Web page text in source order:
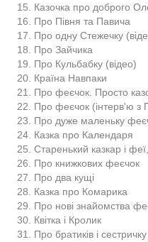
15. Казочка про доброго
16. Про Півня та Павича
17. Про одну Стежечку
18. Про Зайчика
19. Про Кульбабку (відео)
20. Країна Навпаки
21. Про феєчок. Просто
22. Про феєчок (інтерв'ю з
23. Про дуже маленьку
24. Казка про Календаря
25. Старенький казкар і
26. Про книжкових феєчок
27. Про два кущі
28. Казка про Комарика
29. Про нові знайомства
30. Квітка і Кролик
31. Про братиків і сестричку